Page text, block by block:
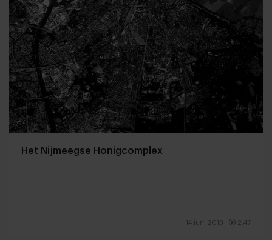
Het Nijmeegse Honigcomplex
14 juni 2018 2:47